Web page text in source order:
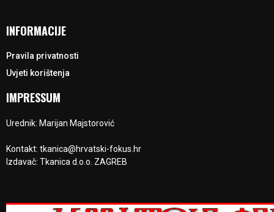
INFORMACIJE
Pravila privatnosti
Uvjeti korištenja
IMPRESSUM
Urednik: Marijan Majstorović
Kontakt: tkanica@hrvatski-fokus.hr
Izdavač: Tkanica d.o.o. ZAGREB